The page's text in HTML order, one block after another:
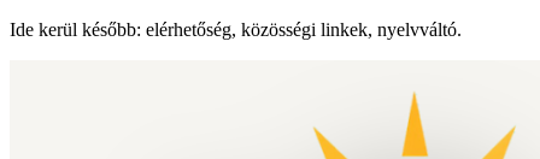
Ide kerül később: elérhetőség, közösségi linkek, nyelvváltó.